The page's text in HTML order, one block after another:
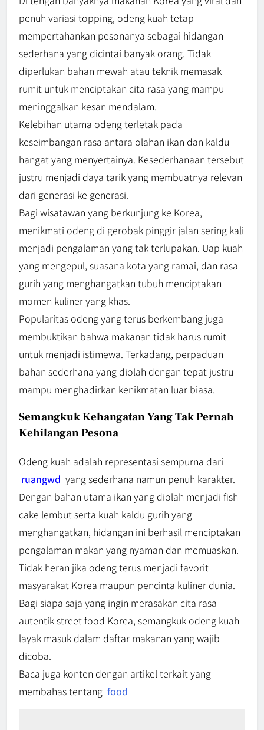
penuh variasi topping, odeng kuah tetap
mempertahankan pesonanya sebagai hidangan
sederhana yang dicintai banyak orang. Tidak
diperlukan bahan mewah atau teknik memasak
rumit untuk menciptakan cita rasa yang mampu
meninggalkan kesan mendalam.
Kelebihan utama odeng terletak pada
keseimbangan rasa antara olahan ikan dan kaldu
hangat yang menyertainya. Kesederhanaan tersebut
justru menjadi daya tarik yang membuatnya relevan
dari generasi ke generasi.
Bagi wisatawan yang berkunjung ke Korea,
menikmati odeng di gerobak pinggir jalan sering kali
menjadi pengalaman yang tak terlupakan. Uap kuah
yang mengepul, suasana kota yang ramai, dan rasa
gurih yang menghangatkan tubuh menciptakan
momen kuliner yang khas.
Popularitas odeng yang terus berkembang juga
membuktikan bahwa makanan tidak harus rumit
untuk menjadi istimewa. Terkadang, perpaduan
bahan sederhana yang diolah dengan tepat justru
mampu menghadirkan kenikmatan luar biasa.
Semangkuk Kehangatan Yang Tak Pernah
Kehilangan Pesona
Odeng kuah adalah representasi sempurna dari
ruangwd yang sederhana namun penuh karakter.
Dengan bahan utama ikan yang diolah menjadi fish
cake lembut serta kuah kaldu gurih yang
menghangatkan, hidangan ini berhasil menciptakan
pengalaman makan yang nyaman dan memuaskan.
Tidak heran jika odeng terus menjadi favorit
masyarakat Korea maupun pencinta kuliner dunia.
Bagi siapa saja yang ingin merasakan cita rasa
autentik street food Korea, semangkuk odeng kuah
layak masuk dalam daftar makanan yang wajib
dicoba.
Baca juga konten dengan artikel terkait yang
membahas tentang food